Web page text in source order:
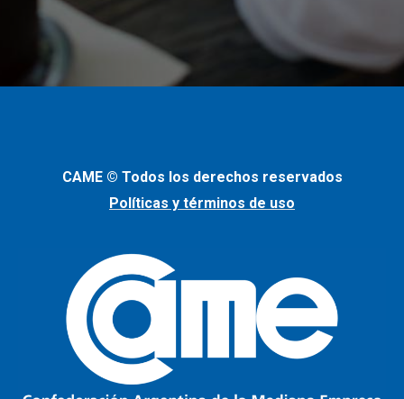
CAME © Todos los derechos reservados
Políticas y términos de uso